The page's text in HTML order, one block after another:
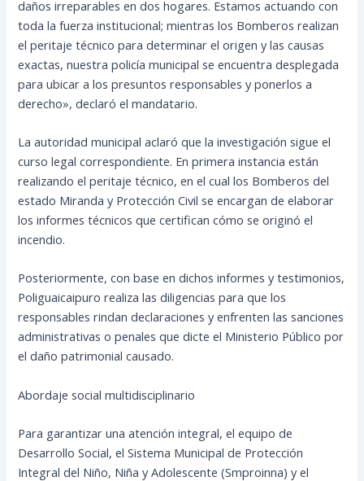
daños irreparables en dos hogares. Estamos actuando con
toda la fuerza institucional; mientras los Bomberos realizan
el peritaje técnico para determinar el origen y las causas
exactas, nuestra policía municipal se encuentra desplegada
para ubicar a los presuntos responsables y ponerlos a
derecho», declaró el mandatario.
La autoridad municipal aclaró que la investigación sigue el
curso legal correspondiente. En primera instancia están
realizando el peritaje técnico, en el cual los Bomberos del
estado Miranda y Protección Civil se encargan de elaborar
los informes técnicos que certifican cómo se originó el
incendio.
Posteriormente, con base en dichos informes y testimonios,
Poliguaicaipuro realiza las diligencias para que los
responsables rindan declaraciones y enfrenten las sanciones
administrativas o penales que dicte el Ministerio Público por
el daño patrimonial causado.
Abordaje social multidisciplinario
Para garantizar una atención integral, el equipo de
Desarrollo Social, el Sistema Municipal de Protección
Integral del Niño, Niña y Adolescente (Smproinna) y el